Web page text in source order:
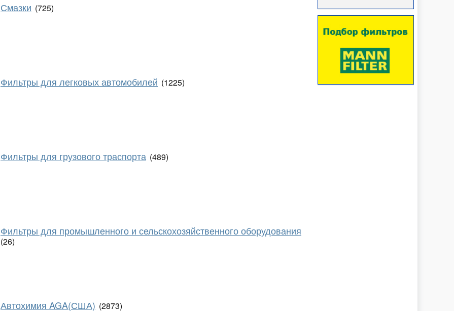
Смазки (725)
Фильтры для легковых автомобилей (1225)
Фильтры для грузового траспорта (489)
Фильтры для промышленного и сельскохозяйственного оборудования
(26)
Автохимия AGA(США) (2873)